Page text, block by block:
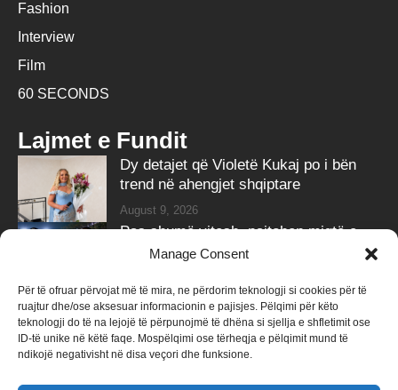
Manage Consent
Për të ofruar përvojat më të mira, ne përdorim teknologji si cookies për të
ruajtur dhe/ose aksesuar informacionin e pajisjes. Pëlqimi për këto
teknologji do të na lejojë të përpunojmë të dhëna si sjellja e shfletimit ose
ID-të unike në këtë faqe. Mospëlqimi ose tërheqja e pëlqimit mund të
ndikojë negativisht në disa veçori dhe funksione.
Fashion
Interview
Film
60 SECONDS
Lajmet e Fundit
Dy detajet që Violetë Kukaj po i bën
trend në ahengjet shqiptare
August 9, 2026
Pas shumë vitesh, pajtohen miqtë e
vjetër Stresi dhe Cllevio
Follow Us
258kFollowers 415k Followers